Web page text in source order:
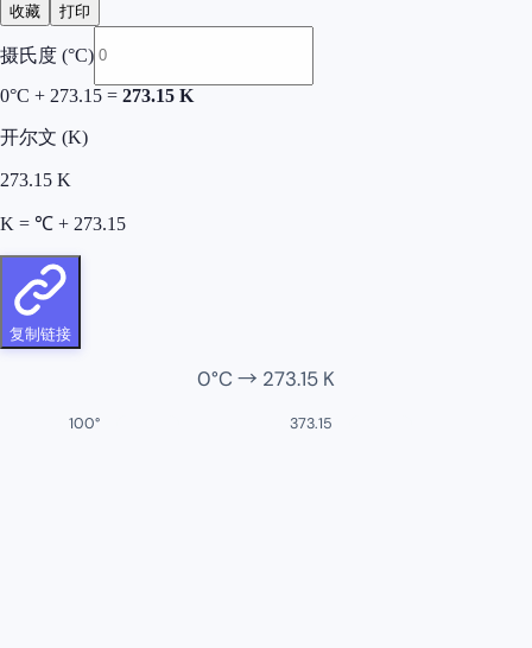
收藏 打印
摄氏度 (°C)
0°C + 273.15 = 273.15 K
开尔文 (K)
273.15 K
K = ℃ + 273.15
复制链接
0°C → 273.15K
100° 373.15